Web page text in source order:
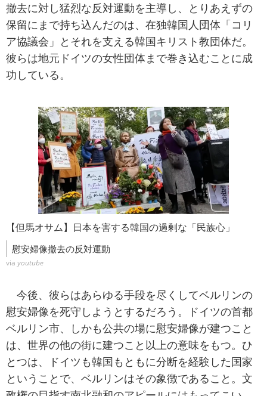
撤去に対し猛烈な反対運動を主導し、とりあえずの
保留にまで持ち込んだのは、在独韓国人団体「コリ
ア協議会」とそれを支える韓国キリスト教団体だ。
彼らは地元ドイツの女性団体まで巻き込むことに成
功している。
【但馬オサム】日本を害する韓国の過剰な「民族心」
慰安婦像撤去の反対運動
via youtube
今後、彼らはあらゆる手段を尽くしてベルリンの
慰安婦像を死守しようとするだろう。ドイツの首都
ベルリン市、しかも公共の場に慰安婦像が建つこと
は、世界の他の街に建つこと以上の意味をもつ。ひ
とつは、ドイツも韓国もともに分断を経験した国家
ということで、ベルリンはその象徴であること。文